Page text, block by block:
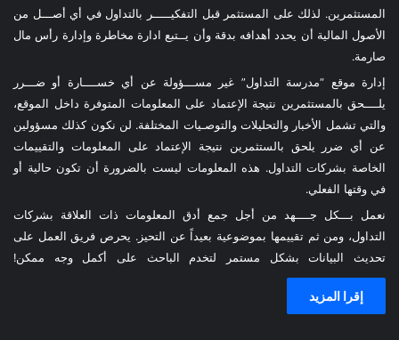
المستثمرين. لذلك على المستثمر قبل التفكيـــــر بالتداول في أي أصـــل من
الأصول المالية أن يحدد أهدافه بدقة وأن يــتبع ادارة مخاطرة وإدارة رأس مال
صارمة.
إدارة موقع “مدرسة التداول” غير مســـؤولة عن أي خســــارة أو ضـــرر
يلــــحق بالمستثمرين نتيجة الإعتماد على المعلومات المتوفرة داخل الموقع،
والتي تشمل الأخبار والتحليلات والتوصـيات المختلفة. لن نكون كذلك مسؤولين
عن أي ضرر يلحق بالستثمرين نتيجة الإعتماد على المعلومات والتقييمات
الخاصة بشركات التداول. هذه المعلومات ليست بالضرورة أن تكون حالية أو
في وقتها الفعلي.
نعمل بـــكل جــــهد من أجل جمع أدق المعلومات ذات العلاقة بشركات
التداول، ومن ثم تقييمها بموضوعية بعيداً عن التحيز. يحرص فريق العمل على
تحديث البيانات بشكل مستمر لتخدم الباحث على أكمل وجه ممكن!
إقرا المزيد